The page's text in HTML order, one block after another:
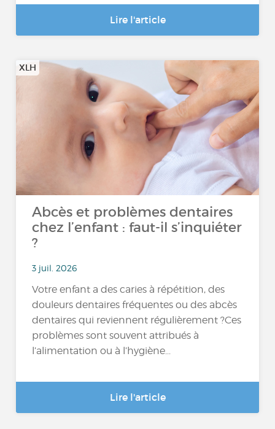
Lire l'article
XLH
Abcès et problèmes dentaires
chez l’enfant : faut-il s’inquiéter
?
3 juil. 2026
Votre enfant a des caries à répétition, des
douleurs dentaires fréquentes ou des abcès
dentaires qui reviennent régulièrement ?Ces
problèmes sont souvent attribués à
l’alimentation ou à l’hygiène...
Lire l'article